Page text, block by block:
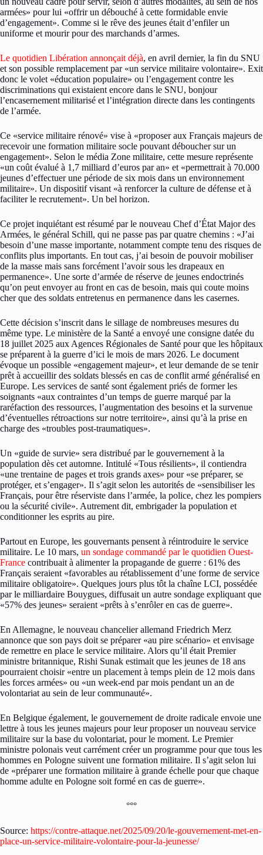
armées» pour lui «offrir un débouché à cette formidable envie
d’engagement». Comme si le rêve des jeunes était d’enfiler un
uniforme et mourir pour des marchands d’armes.
Le quotidien Libération annonçait déjà, en avril dernier, la fin du SNU
et son possible remplacement par «un service militaire volontaire». Exit
donc le volet «éducation populaire» ou l’engagement contre les
discriminations qui existaient encore dans le SNU, bonjour
l’encasernement militarisé et l’intégration directe dans les contingents
de l’armée.
Ce «service militaire rénové» vise à «proposer aux Français majeurs de
recevoir une formation militaire socle pouvant déboucher sur un
engagement». Selon le média Zone militaire, cette mesure représente
«un coût évalué à 1,7 milliard d’euros par an» et «permettrait à 70.000
jeunes d’effectuer une période de six mois dans un environnement
militaire». Un dispositif visant «à renforcer la culture de défense et à
faciliter le recrutement». Un bel horizon.
Ce projet inquiétant est résumé par le nouveau Chef d’État Major des
Armées, le général Schill, qui ne passe pas par quatre chemins : «J’ai
besoin d’une masse importante, notamment compte tenu des risques de
conflits plus importants. En tout cas, j’ai besoin de pouvoir mobiliser
de la masse mais sans forcément l’avoir sous les drapeaux en
permanence». Une sorte d’armée de réserve de jeunes endoctrinés
qu’on peut envoyer au front en cas de besoin, mais qui coute moins
cher que des soldats entretenus en permanence dans les casernes.
Cette décision s’inscrit dans le sillage de nombreuses mesures du
même type. Le ministère de la Santé a envoyé une consigne datée du
18 juillet 2025 aux Agences Régionales de Santé pour que les hôpitaux
se préparent à la guerre d’ici le mois de mars 2026. Le document
évoque un possible «engagement majeur», et leur demande de se tenir
prêt à accueillir des soldats blessés en cas de conflit armé généralisé en
Europe. Les services de santé sont également priés de former les
soignants «aux contraintes d’un temps de guerre marqué par la
raréfaction des ressources, l’augmentation des besoins et la survenue
d’éventuelles rétroactions sur notre territoire», ainsi qu’à la prise en
charge des «troubles post-traumatiques».
Un «guide de survie» sera distribué par le gouvernement à la
population dès cet automne. Intitulé «Tous résilients», il contiendra
«une trentaine de pages et trois grands axes» pour «se préparer, se
protéger, et s’engager». Il s’agit selon les autorités de «sensibiliser les
Français, pour être réserviste dans l’armée, la police, chez les pompiers
ou la sécurité civile». Autrement dit, embrigader la population et
conditionner les esprits au pire.
Partout en Europe, les gouvernants pensent à réintroduire le service
militaire. Le 10 mars, un sondage commandé par le quotidien Ouest-
France contribuait à alimenter la propagande de guerre : 61% des
Français seraient «favorables au rétablissement d’une forme de service
militaire obligatoire». Quelques jours plus tôt la chaîne LCI, possédée
par le milliardaire Bouygues, diffusait un autre sondage expliquant que
«57% des jeunes» seraient «prêts à s’enrôler en cas de guerre».
En Allemagne, le nouveau chancelier allemand Friedrich Merz
annonce que son pays doit se préparer «au pire scénario» et envisage
de remettre en place le service militaire. Alors qu’il était Premier
ministre britannique, Rishi Sunak estimait que les jeunes de 18 ans
pourraient choisir «entre un placement à temps plein de 12 mois dans
les forces armées» ou «un week-end par mois pendant un an de
volontariat au sein de leur communauté».
En Belgique également, le gouvernement de droite radicale envoie une
lettre à tous les jeunes majeurs pour leur proposer un nouveau service
militaire sur la base du volontariat, pour le moment. Le Premier
ministre polonais veut carrément créer un programme pour que tous les
hommes en Pologne suivent une formation militaire. Il s’agit selon lui
de «préparer une formation militaire à grande échelle pour que chaque
homme adulte en Pologne soit formé en cas de guerre».
°°°
Source: https://contre-attaque.net/2025/09/20/le-gouvernement-met-en-
place-un-service-militaire-volontaire-pour-la-jeunesse/